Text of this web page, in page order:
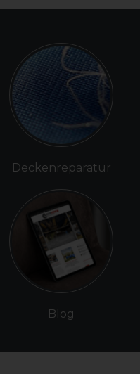
Deckenreparatur
Blog